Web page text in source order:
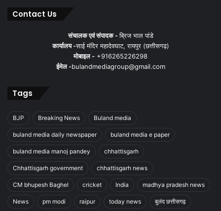
Contact Us
संचालक एवं संपादक -ब्रिज भाल पांडे
कार्यालय -साई मंदिर महादेवघाट, रायपुर (छत्तीसगढ़)
मोबाइल - +916265226298
ईमेल -bulandmediagroup@gmail.com
Tags
BJP Breaking News Buland media
buland media daily newspaper buland media e paper
buland media manoj pandey chhattisgarh
Chhattisgarh government chhattisgarh news
CM bhupesh Baghel cricket India madhya pradesh news
News pm modi raipur today news बुलंद छत्तीसगढ़